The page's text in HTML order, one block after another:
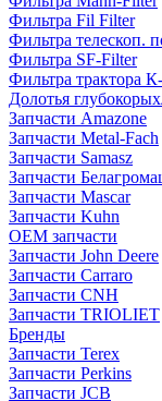
Фильтра Fil Filter
Фильтра телескоп.
Фильтра SF-Filter
Фильтра трактора
Долотья
Запчасти Amazone
Запчасти Metal-Fach
Запчасти Samasz
Запчасти
Запчасти Mascar
Запчасти Kuhn
OEM запчасти
Запчасти John Deere
Запчасти Carraro
Запчасти CNH
Запчасти TRIOLIET
Бренды
Запчасти Terex
Запчасти Perkins
Запчасти JCB